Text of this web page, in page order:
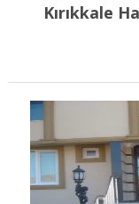
Kırıkkale